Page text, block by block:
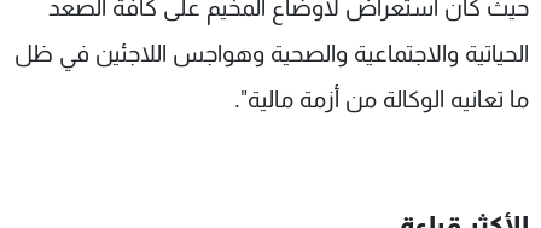
حيث كان استعراض لاوضاع المخيم على كافة الصعد
الحياتية والاجتماعية والصحية وهواجس اللاجئين في ظل
ما تعانيه الوكالة من أزمة مالية".